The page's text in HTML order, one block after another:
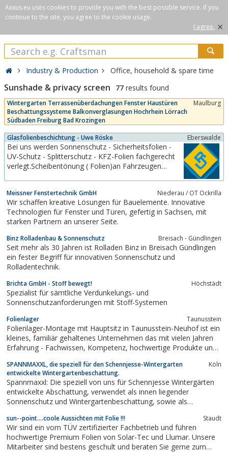
Axxus.eu uses cookies to provide you with the best possible service. If you
continue to the site, you agree to the cookie usage.
I agree. ×
Industry & Production Office, household & spare time
Sunshade & privacy screen 77 results found
Wintergarten Terrassenüberdachungen Fenster Haustüren
Beschattungssysteme Balkonverglasungen Hochrhein Lörrach
Südbaden Freiburg Bad Krozingen
Maulburg
Glasfolienbeschichtung - Uwe Röske Eberswalde
Bei uns werden Sonnenschutz - Sicherheitsfolien -
UV-Schutz - Splitterschutz - KFZ-Folien fachgerecht
verlegt.Scheibentönung ( Folien)an Fahrzeugen
Meissner Fenstertechnik GmbH Niederau / OT Ockrilla
Wir schaffen kreative Lösungen für Bauelemente. Innovative
Technologien für Fenster und Türen, gefertig in Sachsen, mit
starken Partnern an unserer Seite.
Binz Rolladenbau & Sonnenschutz Breisach - Gündlingen
Seit mehr als 30 Jahren ist Rolladen Binz in Breisach Gündlingen
ein fester Begriff für innovativen Sonnenschutz und
Rolladentechnik.
Brichta GmbH - Stoff bewegt! Höchstädt
Spezialist für sämtliche Verdunkelungs- und
Sonnenschutzanforderungen mit Stoff-Systemen
Folienlager Taunusstein
Folienlager-Montage mit Hauptsitz in Taunusstein-Neuhof ist ein
kleines, familiär gehaltenes Unternehmen das mit vielen Jahren
Erfahrung - Fachwissen, Kompetenz, hochwertige Produkte und
Folienlager zu einem der führenden Unternehmen für Verkauf
und Verarbeitung...
SPANNMAXXL, die speziell für den Schennjesse-Wintergarten
entwickelte Wintergartenbeschattung.
Köln
Spannmaxxl: Die speziell von uns für Schennjesse Wintergärten
entwickelte Abschattung, verwendet als innen liegender
Sonnenschutz und Wintergartenbeschattung, sowie als
Abschattung und Sonnenschutz: Ein Designprodukt von SKIA,
dem Verlag für Schatten und Sonnenschutz aus...
sun--point....coole Aussichten mit Folie !!! Staudt
Wir sind ein vom TÜV zertifizierter Fachbetrieb und führen
hochwertige Premium Folien von Solar-Tec und Llumar. Unsere
Mitarbeiter sind bestens geschult und beraten Sie gerne zum